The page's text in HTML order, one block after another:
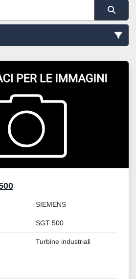
SIEMENS
SGT 500
Turbine industriali